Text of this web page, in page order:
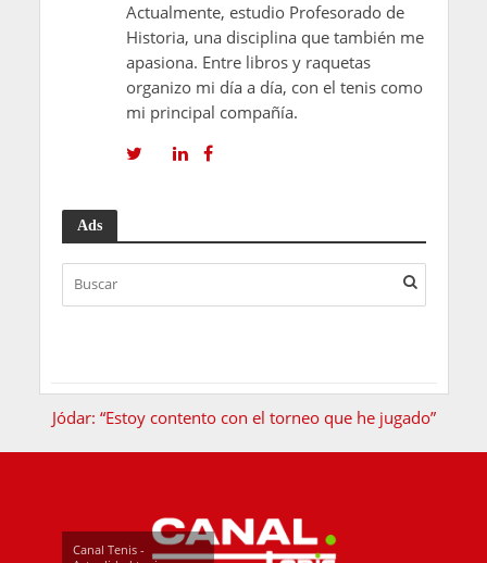
Actualmente, estudio Profesorado de
Historia, una disciplina que también me
apasiona. Entre libros y raquetas
organizo mi día a día, con el tenis como
mi principal compañía.
Ads
Jódar: “Estoy contento con el torneo que he jugado”
Canal Tenis -